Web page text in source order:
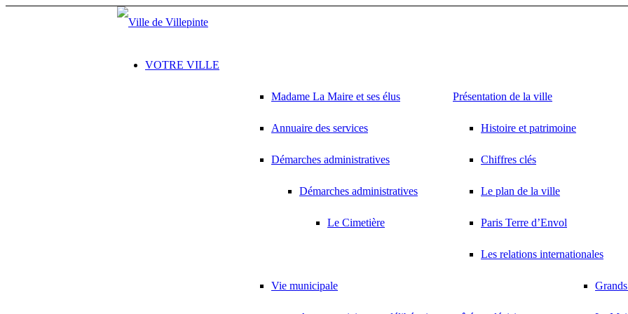
VOTRE VILLE
Madame La Maire et ses élus
Annuaire des services
Démarches administratives
Démarches administratives
Le Cimetière
Présentation de la ville
Histoire et patrimoine
Chiffres clés
Le plan de la ville
Paris Terre d’Envol
Les relations internationales
Vie municipale